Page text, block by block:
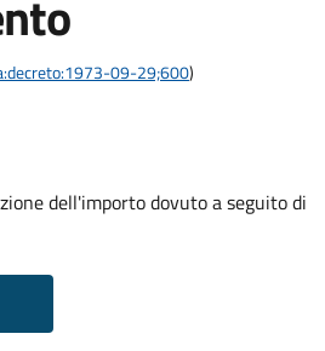
09-29;600)
dell'importo dovuto a seguito di